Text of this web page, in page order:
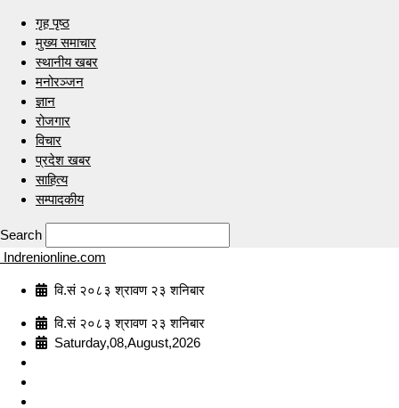
गृह पृष्ठ
मुख्य समाचार
स्थानीय खबर
मनोरञ्जन
ज्ञान
रोजगार
विचार
प्रदेश खबर
साहित्य
सम्पादकीय
Search
Indrenionline.com
वि.सं २०८३ श्रावण २३ शनिबार
वि.सं २०८३ श्रावण २३ शनिबार
Saturday,08,August,2026